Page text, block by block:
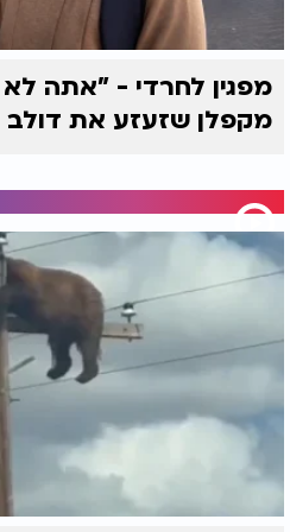
מפגין לחרדי - "אתה
מקפלן שזעזע את דולב